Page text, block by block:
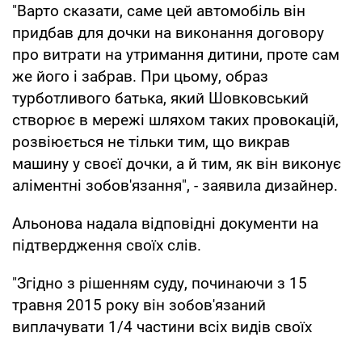
"Варто сказати, саме цей автомобіль він
придбав для дочки на виконання договору
про витрати на утримання дитини, проте сам
же його і забрав. При цьому, образ
турботливого батька, який Шовковський
створює в мережі шляхом таких провокацій,
розвіюється не тільки тим, що викрав
машину у своєї дочки, а й тим, як він виконує
аліментні зобов'язання", - заявила дизайнер.
Альонова надала відповідні документи на
підтвердження своїх слів.
"Згідно з рішенням суду, починаючи з 15
травня 2015 року він зобов'язаний
виплачувати 1/4 частини всіх видів своїх